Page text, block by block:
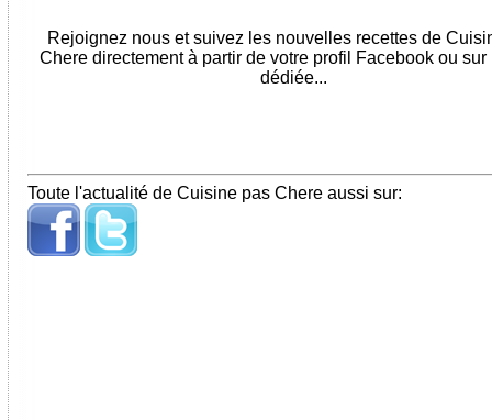
Rejoignez nous et suivez les nouvelles recettes de
Chere directement à partir de votre profil Facebook ou sur
dédiée...
Toute l'actualité de Cuisine pas Chere aussi sur: